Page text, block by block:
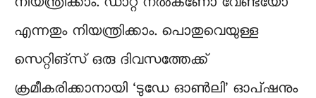
എന്നതും നിയന്ത്രിക്കാം. പൊതുവെയുള്ള
സെറ്റിങ്‌സ് ഒരു ദിവസത്തേക്ക്
ക്രമീകരിക്കാനായി ‘ടുഡേ ഓൺലി’ ഓപ്ഷനും